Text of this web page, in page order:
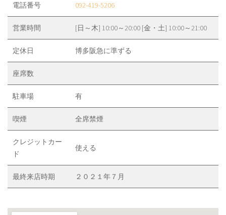
電話番号 092-419-5206
営業時間 [日～木] 10:00～20:00 [金・土] 10:00～21:00
定休日 博多阪急に準ずる
座席数
駐車場 有
喫煙 全席禁煙
クレジットカー
ド
使える
最終来店時期 ２０２１年７月